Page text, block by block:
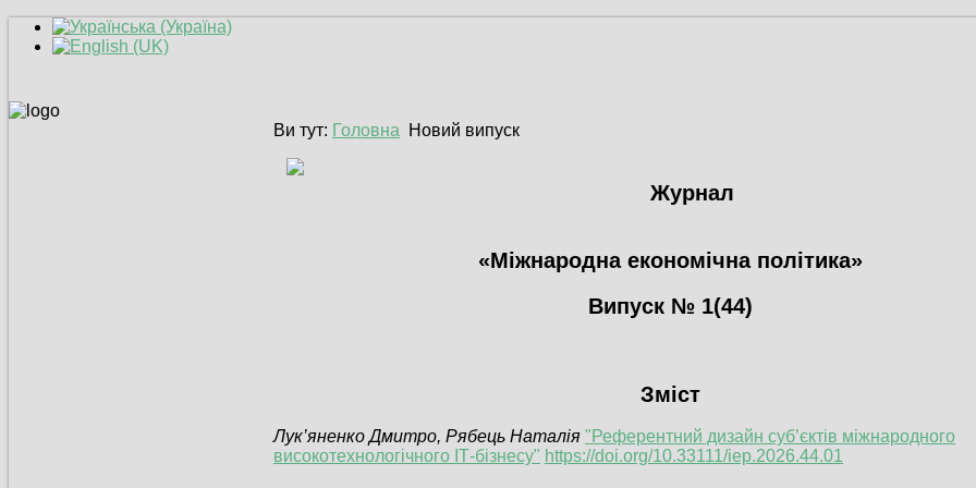
Ви тут: Головна Новий випуск
Журнал
«Міжнародна економічна політика»
Випуск № 1(44)
Зміст
Лук’яненко Дмитро, Рябець Наталія "Референтний дизайн суб’єктів міжнародного
високотехнологічного ІТ-бізнесу" https://doi.org/10.33111/iep.2026.44.01